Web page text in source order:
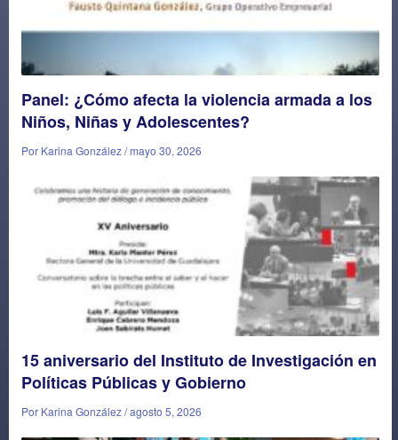
Panel: ¿Cómo afecta la violencia armada a los
Niños, Niñas y Adolescentes?
Por Karina González / mayo 30, 2026
15 aniversario del Instituto de Investigación en
Políticas Públicas y Gobierno
Por Karina González / agosto 5, 2026